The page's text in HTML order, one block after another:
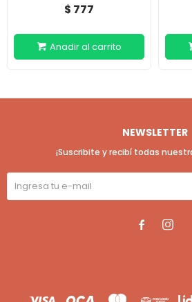
$ 777
NEWSLETTER
¡Suscribite y recibí todas
 